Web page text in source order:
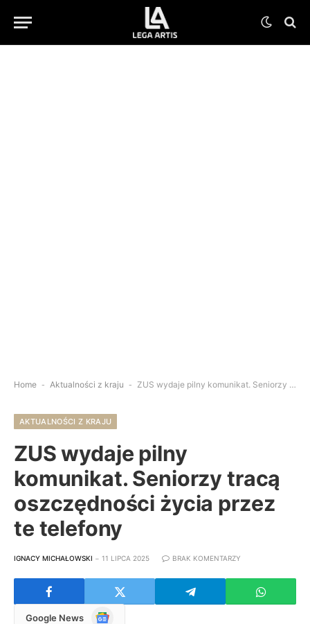
Home - Aktualności z kraju - ZUS wydaje pilny komunikat. Seniorzy tracą oszczędności życia przez te telefony
AKTUALNOŚCI Z KRAJU
ZUS wydaje pilny
komunikat. Seniorzy tracą
oszczędności życia przez
te telefony
IGNACY MICHAŁOWSKI 11 LIPCA 2025 BRAK KOMENTARZY
Google News
Google